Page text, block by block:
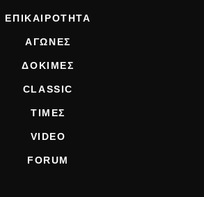
ΕΠΙΚΑΙΡΟΤΗΤΑ
ΑΓΩΝΕΣ
ΔΟΚΙΜΕΣ
CLASSIC
ΤΙΜΕΣ
VIDEO
FORUM